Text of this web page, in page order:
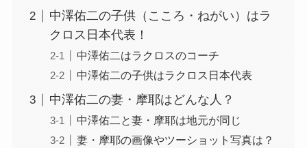
中澤佑二の子供（こころ・ねがい）はラ
クロス日本代表！
中澤佑二はラクロスのコーチ
中澤佑二の子供はラクロス日本代表
中澤佑二の妻・摩耶はどんな人？
中澤佑二と妻・摩耶は地元が同じ
妻・摩耶の画像やツーショット写真は？